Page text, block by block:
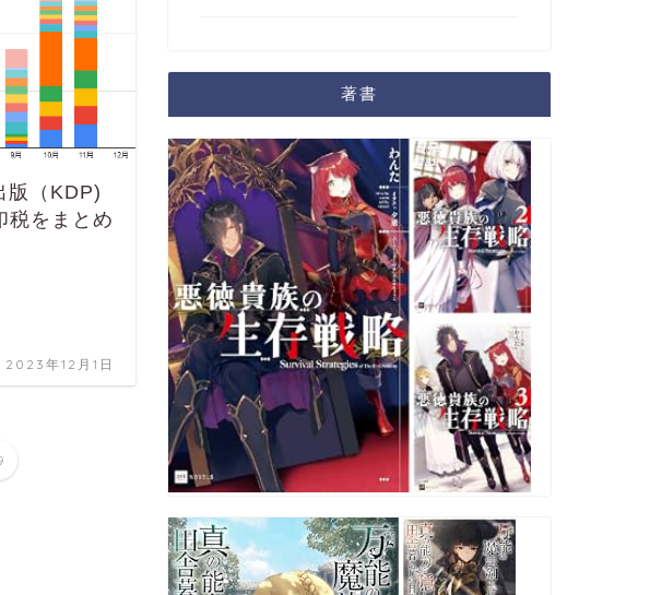
版（KDP)
税をまとめ
2023年12月1日
著書